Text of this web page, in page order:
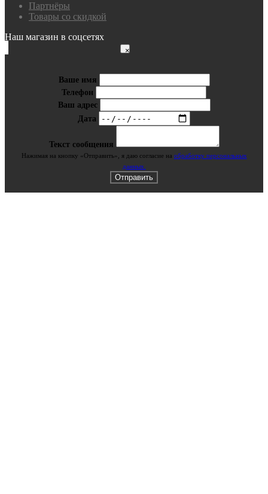
Партнёры
Товары со скидкой
Наш магазин в соцсетях
×
Ваше имя
Телефон
Ваш адрес
Дата
Текст сообщения
Нажимая на кнопку «Отправить», я даю cогласие на обработку персональных
данных.